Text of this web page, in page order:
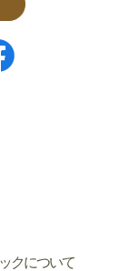
クについて